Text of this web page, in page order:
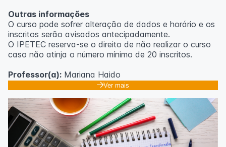
Outras informações
O curso pode sofrer alteração de dados e horário e os
inscritos serão avisados ​​antecipadamente.
O IPETEC reserva-se o direito de não realizar o curso
caso não atinja o número mínimo de 20 inscritos.
Professor(a): Mariana Haido
Ver mais